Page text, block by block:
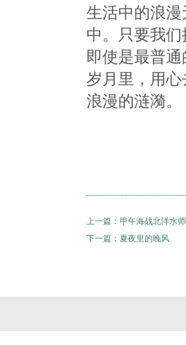
生活中的浪
中。只要我
即使是最普
岁月里，用
浪漫的涟漪。
上一篇： 甲午海战北洋水
下一篇： 夏夜里的晚风